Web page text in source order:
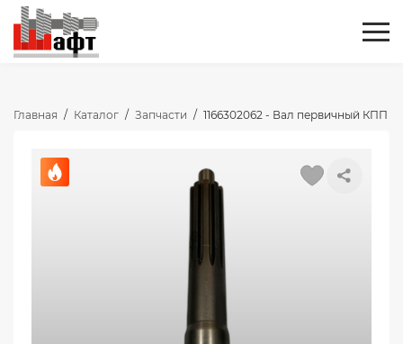
Главная / Каталог / Запчасти / 1166302062 - Вал первичный КПП